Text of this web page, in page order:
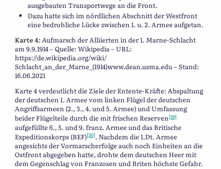
ausgebauten Transportwege an die Front.
Dazu hatte sich im nördlichen Abschnitt der Westfront
eine bedrohliche Lücke zwischen 1. u. 2. Armee aufgetan.
Karte 4:Aufmarsch der Alliierten in der 1. Marne-Schlacht
am 9.9.1914 – Quelle: Wikipedia – URL:
https://de.wikipedia.org/wiki/
Schlacht_an_der_Marne_(1914)www.dean.usma.edu – Stand:
16.06.2021
Karte 4 verdeutlicht die Ziele der Entente-Kräfte: Abspaltung
der deutschen 1. Armee vom linken Flügel der deutschen
Angriffsarmeen (2., 3., 4. und 5. Armee) und Umfassung
beider Flügelteile durch die mit frischen Reserven[29]
aufgefüllte 6., 5. und 9. franz. Armee und das Britische
Expeditionskorps (BEF)[30]. Nachdem die 1.Dt. Armee
angesichts der Vormarscherfolge auch noch Einheiten an die
Ostfront abgegeben hatte, drohte dem deutschen Heer mit
dem Gegenschlag von Franzosen und Briten höchste Gefahr.